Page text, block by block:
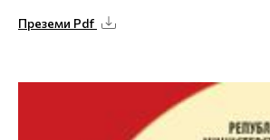
Преземи Pdf